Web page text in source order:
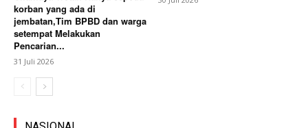
korban yang ada di
jembatan,Tim BPBD dan warga
setempat Melakukan
Pencarian...
31 Juli 2026